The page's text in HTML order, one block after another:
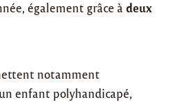
également grâce àdeux
notamment
enfant polyhandicapé,